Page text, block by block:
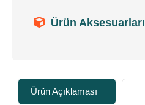
Ürün Aksesuarları
Ürün Açıklaması